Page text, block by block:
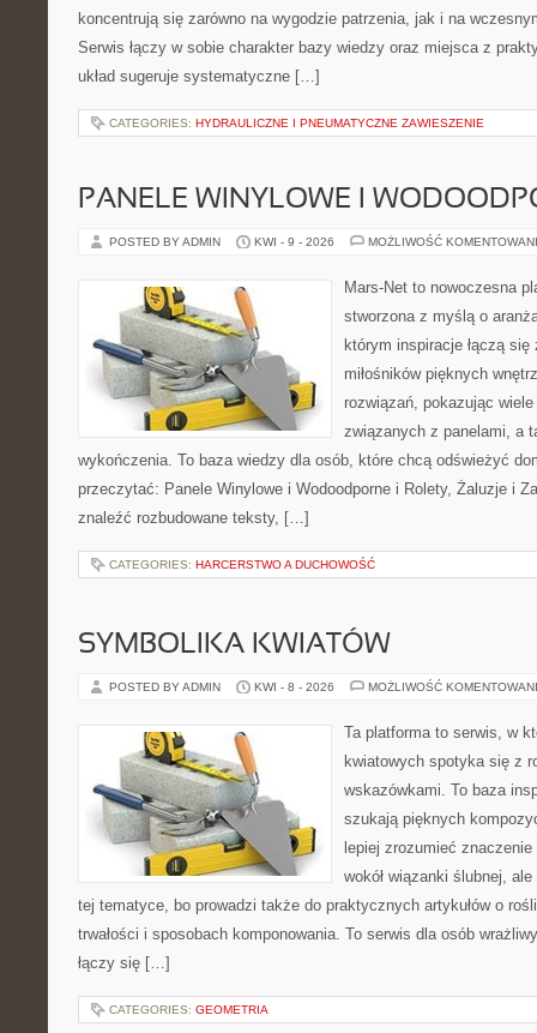
koncentrują się zarówno na wygodzie patrzenia, jak i na
Serwis łączy w sobie charakter bazy wiedzy oraz miejsca z
układ sugeruje systematyczne […]
CATEGORIES: HYDRAULICZNE I PNEUMATYCZNE ZAWIESZENIE
PANELE WINYLOWE I
POSTED BY ADMIN KWI - 9 - 2026 MOŻLIWOŚĆ
Mars-Net to nowoczesna
stworzona z myślą o
którym inspiracje łączą
miłośników pięknych
rozwiązań, pokazując
związanych z panelami, a
wykończenia. To baza wiedzy dla osób, które chcą odświeżyć
przeczytać: Panele Winylowe i Wodoodporne i Rolety, Żaluzje i
znaleźć rozbudowane teksty, […]
CATEGORIES: HARCERSTWO A DUCHOWOŚĆ
SYMBOLIKA KWIATÓW
POSTED BY ADMIN KWI - 8 - 2026 MOŻLIWOŚĆ
Ta platforma to serwis, w
kwiatowych spotyka się z
wskazówkami. To baza
szukają pięknych
lepiej zrozumieć
wokół wiązanki ślubnej,
tej tematyce, bo prowadzi także do praktycznych artykułów o
trwałości i sposobach komponowania. To serwis dla osób
łączy się […]
CATEGORIES: GEOMETRIA